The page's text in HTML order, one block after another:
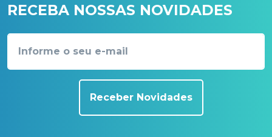
RECEBA NOSSAS NOVIDADES
Receber Novidades